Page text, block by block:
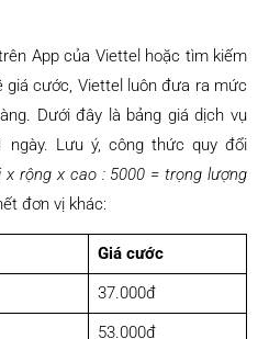
App của Viettel hoặc tìm kiếm
giá cước, Viettel luôn đưa ra mức
Dưới đây là bảng giá dịch vụ
ngày. Lưu ý, công thức quy đổi
x rộng x cao : 5000 = trọng lượng
đơn vị khác:
Giá cước
37.000đ
53.000đ